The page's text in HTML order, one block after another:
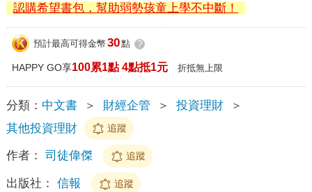
認購希望書包，幫助弱勢孩童上學不中斷！
預計最高可得金幣 30點 ?
HAPPY GO享100累1點 4點抵1元 折抵無上限
分類： 中文書 ＞ 財經企管 ＞ 投資理財
＞
其他投資理財
追蹤
作者： 司徒偉傑 追蹤
出版社： 信報 追蹤